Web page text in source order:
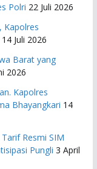
Polri 22 Juli 2026
Kapolres
14 Juli 2026
Barat yang
2026
Kapolres
Bhayangkari 14
Resmi SIM
Pungli 3 April